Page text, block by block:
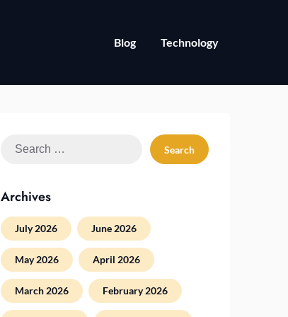
Blog Technology
Search
Archives
July 2026 June 2026
May 2026 April 2026
March 2026 February 2026